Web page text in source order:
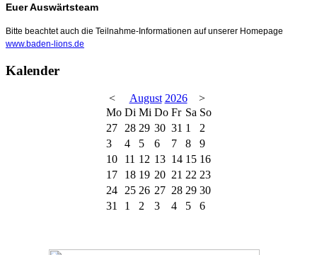
Euer Auswärtsteam
Bitte beachtet auch die Teilnahme-Informationen auf unserer Homepage
www.baden-lions.de
Kalender
< August 2026
>
Mo Di Mi Do Fr Sa So
27
28 29 30 31 1
2
3
4 5 6 7 8
9
10
11 12 13 14 15 16
17
18 19 20 21 22 23
24
25 26 27 28 29 30
31
1 2 3 4 5 6